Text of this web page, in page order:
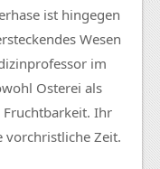
ist hingegen
Wesen
im
Osterei als
Fruchtbarkeit. Ihr
vorchristliche Zeit.